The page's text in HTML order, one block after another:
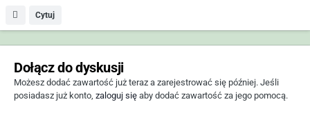
Cytuj
Dołącz do dyskusji
Możesz dodać zawartość już teraz a zarejestrować się później. Jeśli
posiadasz już konto, zaloguj się aby dodać zawartość za jego pomocą.